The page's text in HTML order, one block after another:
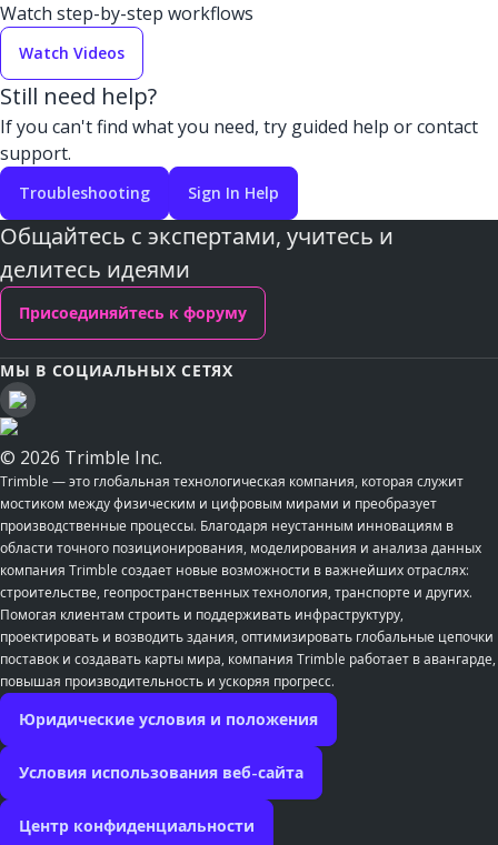
Watch step-by-step workflows
Watch Videos
Still need help?
If you can't find what you need, try guided help or contact
support.
Troubleshooting Sign In Help
Общайтесь с экспертами, учитесь и
делитесь идеями
Присоединяйтесь к форуму
МЫ В СОЦИАЛЬНЫХ СЕТЯХ
© 2026 Trimble Inc.
Trimble — это глобальная технологическая компания, которая служит
мостиком между физическим и цифровым мирами и преобразует
производственные процессы. Благодаря неустанным инновациям в
области точного позиционирования, моделирования и анализа данных
компания Trimble создает новые возможности в важнейших отраслях:
строительстве, геопространственных технология, транспорте и других.
Помогая клиентам строить и поддерживать инфраструктуру,
проектировать и возводить здания, оптимизировать глобальные цепочки
поставок и создавать карты мира, компания Trimble работает в авангарде,
повышая производительность и ускоряя прогресс.
Юридические условия и положения
Условия использования веб-сайта
Центр конфиденциальности